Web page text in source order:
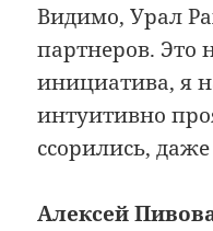
Видимо, Урал
партнеров. Это
инициатива, я
интуитивно
ссорились,
Алексей